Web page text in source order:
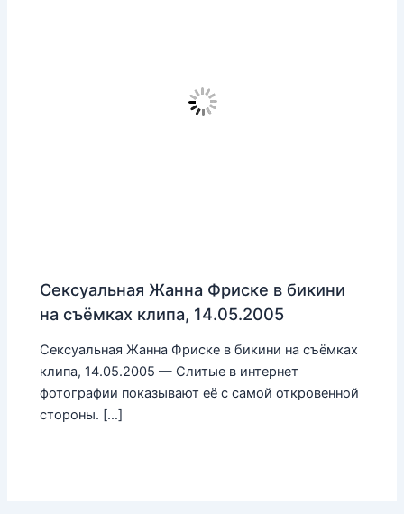
Сексуальная Жанна Фриске в бикини
на съёмках клипа, 14.05.2005
Сексуальная Жанна Фриске в бикини на съёмках
клипа, 14.05.2005 — Слитые в интернет
фотографии показывают её с самой откровенной
стороны. […]